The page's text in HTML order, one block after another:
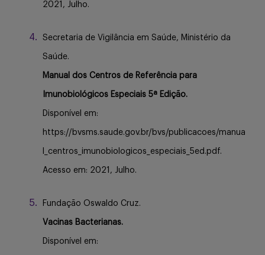
2021, Julho.
Secretaria de Vigilância em Saúde, Ministério da
Saúde.
Manual dos Centros de Referência para
Imunobiológicos Especiais 5ª Edição.
Disponível em:
https://bvsms.saude.gov.br/bvs/publicacoes/manua
l_centros_imunobiologicos_especiais_5ed.pdf.
Acesso em: 2021, Julho.
Fundação Oswaldo Cruz.
Vacinas Bacterianas.
Disponível em: